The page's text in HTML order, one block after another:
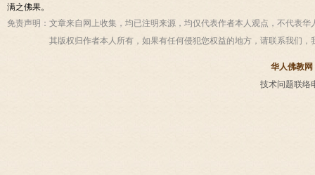
满之佛果。
免责声明： 文章来自网上收集，均已注明来源，均仅代表作者本人观点，不代表
其版权归作者本人所有，如果有任何侵犯您权益的地方，请联系我们，
华人佛教网
技术问题联络